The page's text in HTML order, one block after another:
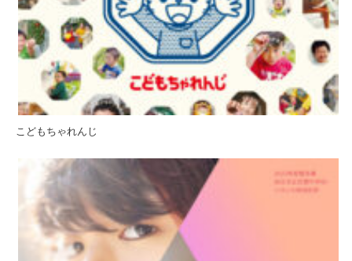
こどもちゃれんじ